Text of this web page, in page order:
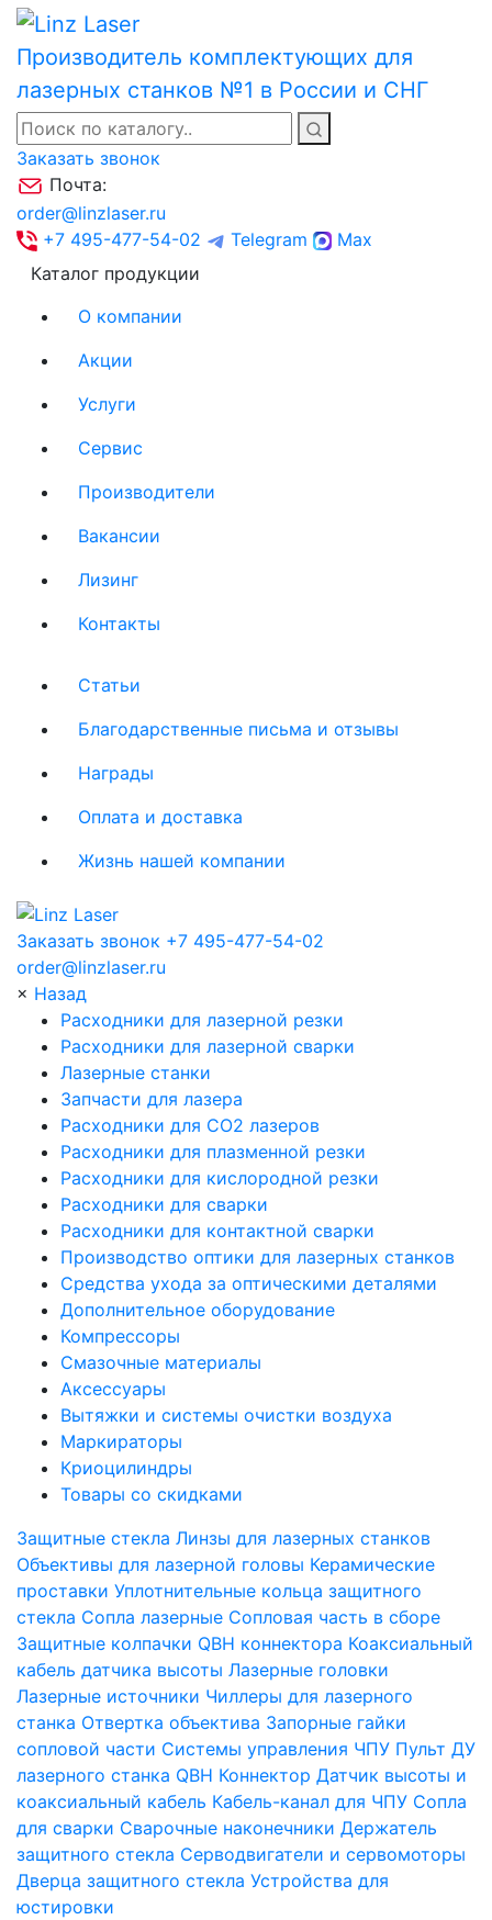
Производитель комплектующих для
лазерных станков №1 в России и СНГ
Заказать звонок
Почта:
order@linzlaser.ru
+7 495-477-54-02
Telegram
Max
Каталог продукции
О компании
Акции
Услуги
Сервис
Производители
Вакансии
Лизинг
Контакты
Статьи
Благодарственные письма и отзывы
Награды
Оплата и доставка
Жизнь нашей компании
Заказать звонок +7 495-477-54-02
order@linzlaser.ru
× Назад
Расходники для лазерной резки
Расходники для лазерной сварки
Лазерные станки
Запчасти для лазера
Расходники для СО2 лазеров
Расходники для плазменной резки
Расходники для кислородной резки
Расходники для сварки
Расходники для контактной сварки
Производство оптики для лазерных станков
Средства ухода за оптическими деталями
Дополнительное оборудование
Компрессоры
Смазочные материалы
Аксессуары
Вытяжки и системы очистки воздуха
Маркираторы
Криоцилиндры
Товары со скидками
Защитные стекла Линзы для лазерных станков
Объективы для лазерной головы Керамические
проставки Уплотнительные кольца защитного
стекла Сопла лазерные Сопловая часть в сборе
Защитные колпачки QBH коннектора Коаксиальный
кабель датчика высоты Лазерные головки
Лазерные источники Чиллеры для лазерного
станка Отвертка объектива Запорные гайки
сопловой части Системы управления ЧПУ Пульт ДУ
лазерного станка QBH Коннектор Датчик высоты и
коаксиальный кабель Кабель-канал для ЧПУ Сопла
для сварки Сварочные наконечники Держатель
защитного стекла Серводвигатели и сервомоторы
Дверца защитного стекла Устройства для
юстировки